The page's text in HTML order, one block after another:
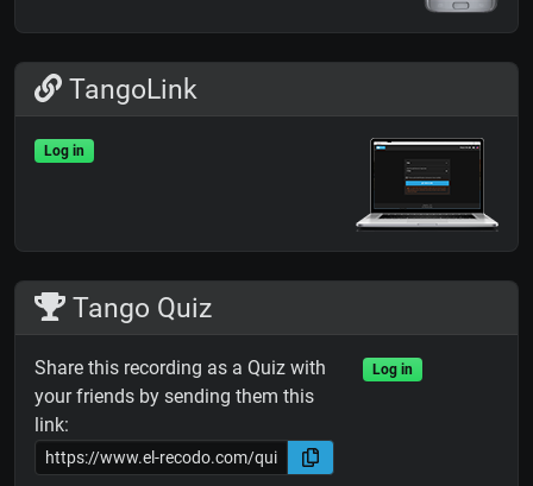
TangoLink
Log in
Tango Quiz
Share this recording as a Quiz with
your friends by sending them this
link:
Log in